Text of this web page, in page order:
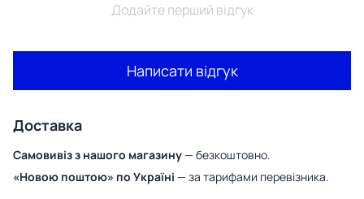
Додайте перший відгук
Написати відгук
Доставка
Самовивіз з нашого магазину— безкоштовно.
«Новою поштою» по Україні — за тарифами перевізника.